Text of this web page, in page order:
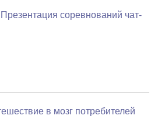
соревнований чат-
в мозг потребителей